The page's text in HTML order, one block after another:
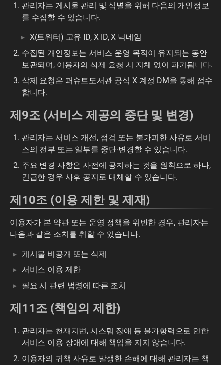
관리자는 게시물 관리 및 식별을 위해 다음의 개인정보
를 수집할 수 있습니다.
X(트위터) 고유 ID, X ID, X 닉네임
수집된 개인정보는 서비스 운영 목적이 유지되는 동안
보관되며, 이용자의 삭제 요청 시 지체 없이 파기됩니다.
삭제 요청은 퍼슈트도서관 공식 X 계정 DM을 통해 접수
합니다.
제9조 (서비스 제공의 중단 및 변경)
관리자는 서비스 개선, 점검 또는 불가피한 사유로 서비
스의 전부 또는 일부를 중단·변경할 수 있습니다.
주요 변경 사항은 사전에 공지하는 것을 원칙으로 하나,
긴급한 경우 사후 공지로 대체할 수 있습니다.
제10조 (이용 제한 및 제재)
이용자가 본 약관 또는 운영 정책을 위반한 경우, 관리자는
다음과 같은 조치를 취할 수 있습니다.
게시물 비공개 또는 삭제
서비스 이용 제한
필요 시 관련 법령에 따른 조치
제11조 (책임의 제한)
관리자는 천재지변, 시스템 장애 등 불가항력으로 인한
서비스 이용 장애에 대해 책임을 지지 않습니다.
이용자의 귀책 사유로 발생한 손해에 대해 관리자는 책